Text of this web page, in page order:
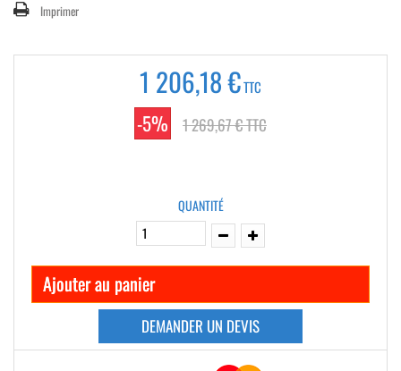
Imprimer
1 206,18 €TTC
-5% 1 269,67 €TTC
QUANTITÉ
Ajouter au panier
DEMANDER UN DEVIS